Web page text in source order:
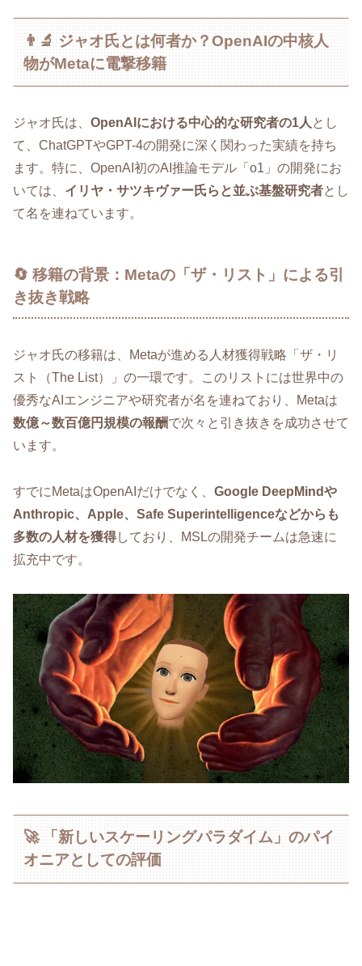
👨‍🔬 ジャオ氏とは何者か？OpenAIの中核人
物がMetaに電撃移籍
ジャオ氏は、 OpenAIにおける中心的な研究者の1人 とし
て、ChatGPTやGPT-4の開発に深く関わった実績を持ち
ます。特に、OpenAI初のAI推論モデル「o1」の開発にお
いては、 イリヤ・サツキヴァー氏らと並ぶ基盤研究者とし
て名を連ねています。
🔄 移籍の背景：Metaの「ザ・リスト」による引
き抜き戦略
ジャオ氏の移籍は、Metaが進める人材獲得戦略「ザ・リ
スト（The List）」の一環です。このリストには世界中の
優秀なAIエンジニアや研究者が名を連ねており、Metaは
数億～数百億円規模の報酬で次々と引き抜きを成功させて
います。
すでにMetaはOpenAIだけでなく、 Google DeepMindや
Anthropic、Apple、Safe Superintelligenceなどからも
多数の人材を獲得しており、MSLの開発チームは急速に
拡充中です。
🚀 「新しいスケーリングパラダイム」のパイ
オニアとしての評価